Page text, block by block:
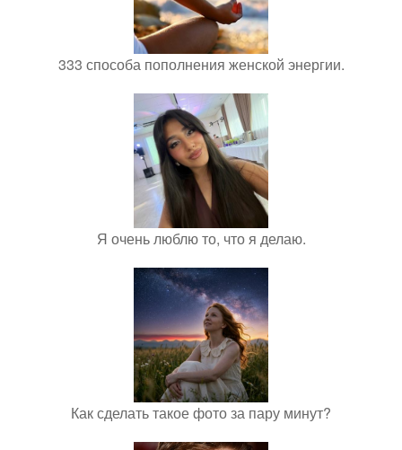
333 способа пополнения женской энергии.
Я очень люблю то, что я делаю.
Как сделать такое фото за пару минут?